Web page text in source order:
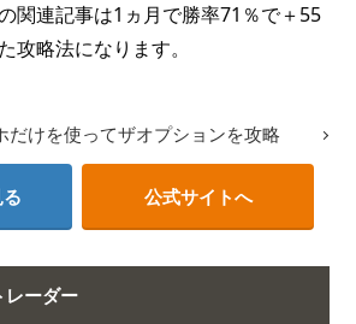
関連記事は1ヵ月で勝率71％で＋55
攻略法になります。
だけを使ってザオプションを攻略
公式サイトへ
レーダー